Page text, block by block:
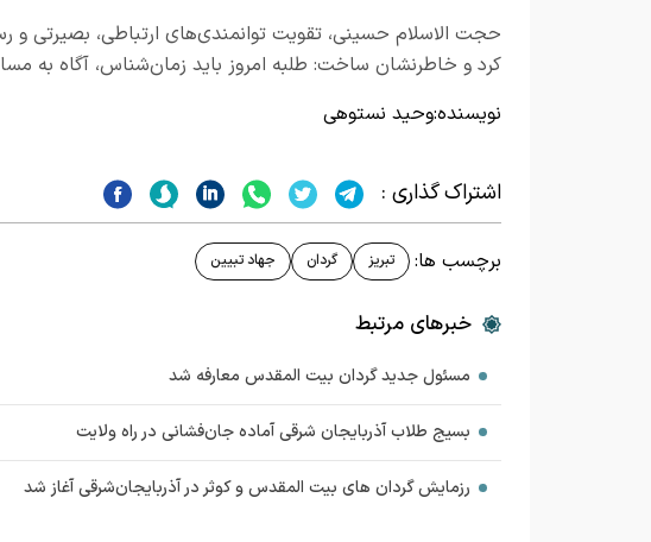
حجت الاسلام حسینی، تقویت توانمندی‌های ارتباطی، بصیرتی و
کرد و خاطرنشان ساخت: طلبه امروز باید زمان‌شناس، آگاه به
نویسنده:وحید نستوهی
اشتراک گذاری :
برچسب ها: تبریز گردان جهاد تبیین
خبرهای مرتبط
مسئول جدید گردان بیت المقدس معارفه شد
بسیج طلاب آذربایجان شرقی آماده جان‌فشانی در راه ولایت
رزمایش گردان های بیت المقدس و کوثر در آذربایجان‌شرقی آغاز شد